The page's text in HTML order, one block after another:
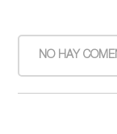
NO HAY